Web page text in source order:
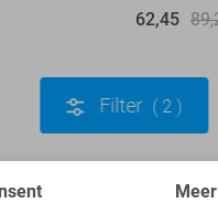
62,45
Filter 2